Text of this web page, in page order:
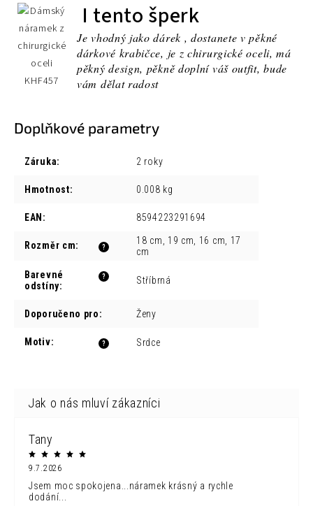
I tento šperk
Je vhodný jako dárek , dostanete v pěkné
dárkové krabičce, je z chirurgické oceli, má
pěkný design, pěkně doplní váš outfit, bude
vám dělat radost
Doplňkové parametry
Záruka: 2 roky
Hmotnost: 0.008 kg
EAN : 8594223291694
?
Rozměr cm:
18 cm, 19 cm, 16 cm, 17
cm
?
Barevné
odstíny: Stříbrná
Doporučeno pro: Ženy
?
Motiv: Srdce
Tany
9.7.2026
Jsem moc spokojena...náramek krásný a rychle
dodání...